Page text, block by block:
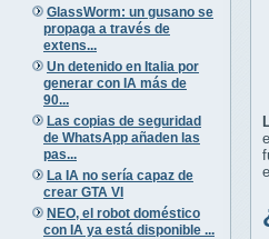
GlassWorm: un gusano se
propaga a través de
extens...
Un detenido en Italia por
generar con IA más de
90...
Las copias de seguridad
de WhatsApp añaden las
pas...
La IA no sería capaz de
crear GTA VI
NEO, el robot doméstico
con IA ya está disponible ...